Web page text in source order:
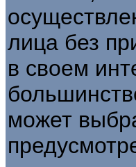
лица без
в своем
может